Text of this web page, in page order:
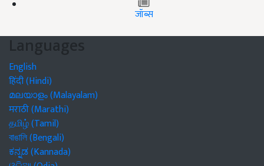
जॉब्स
Languages
English
हिंदी (Hindi)
മലയാളം (Malayalam)
मराठी (Marathi)
தமிழ் (Tamil)
বাঙালি (Bengali)
ಕನ್ನಡ (Kannada)